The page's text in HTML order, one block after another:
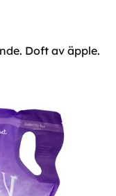
Doft av äpple.